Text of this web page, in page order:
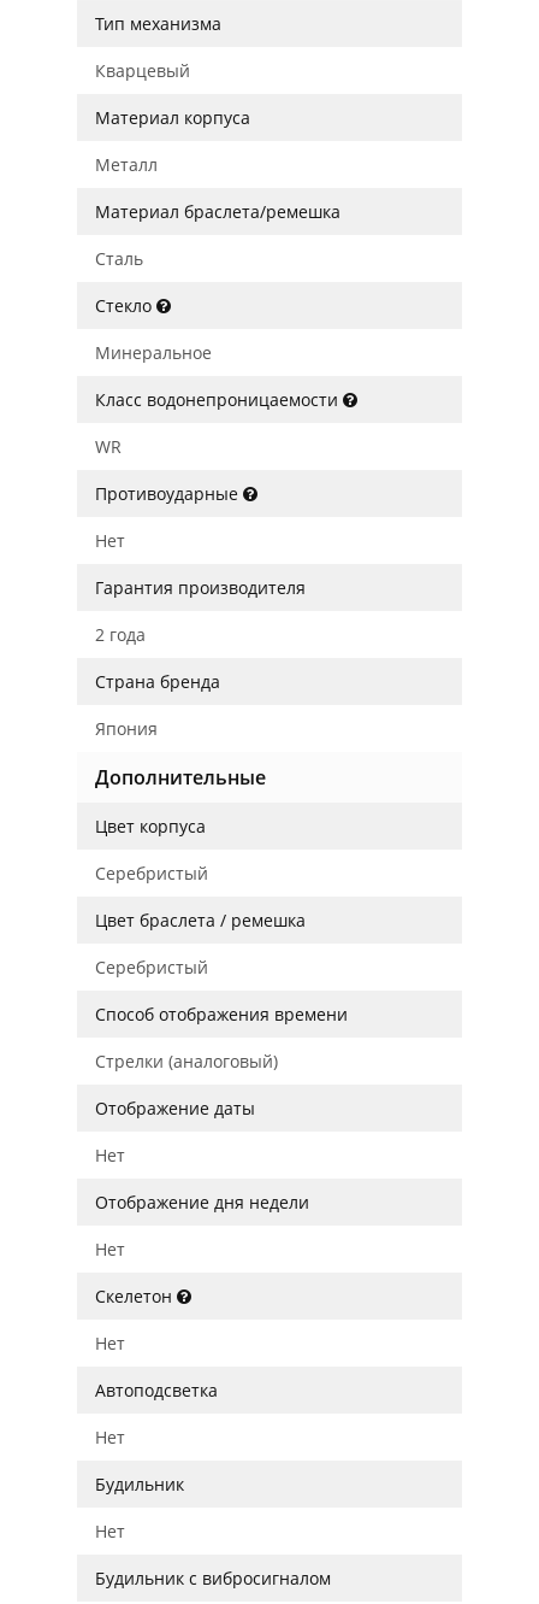
Тип механизма
Кварцевый
Материал корпуса
Металл
Материал браслета/ремешка
Сталь
Стекло
Минеральное
Класс водонепроницаемости
WR
Противоударные
Нет
Гарантия производителя
2 года
Страна бренда
Япония
Дополнительные
Цвет корпуса
Серебристый
Цвет браслета / ремешка
Серебристый
Способ отображения времени
Стрелки (аналоговый)
Отображение даты
Нет
Отображение дня недели
Нет
Скелетон
Нет
Автоподсветка
Нет
Будильник
Нет
Будильник с вибросигналом